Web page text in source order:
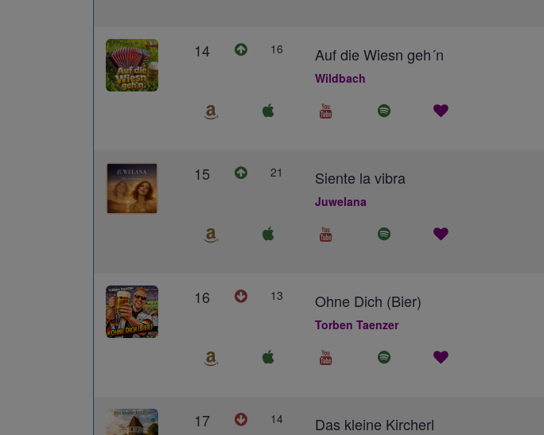
14 16 Auf die Wiesn geh´n
Wildbach
15 21 Siente la vibra
Juwelana
16 13 Ohne Dich (Bier)
Torben Taenzer
17 14 Das kleine Kircherl